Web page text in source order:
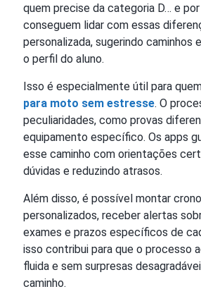
quem precise da categoria D… e por
conseguem lidar com essas
personalizada, sugerindo caminhos
o perfil do aluno.
Isso é especialmente útil para
para moto sem estresse. O
peculiaridades, como provas
equipamento específico. Os apps
esse caminho com orientações
dúvidas e reduzindo atrasos.
Além disso, é possível montar
personalizados, receber alertas
exames e prazos específicos de
isso contribui para que o processo
fluida e sem surpresas
caminho.